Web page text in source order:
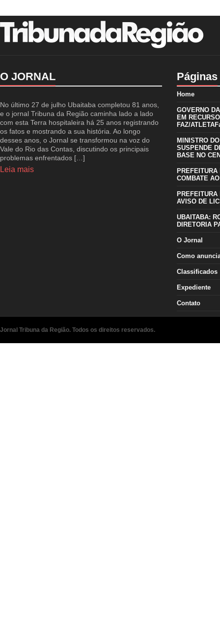
O JORNAL
No último 27 de julho Ubaitaba completou 81 anos,
e o jornal Tribuna da Região caminha lado a lado
com esta Terra hospitaleira há 25 anos registrando
os fatos e mostrando a sua história. Ao longo
desses anos, o Jornal se transformou na voz do
Vale do Rio das Contas, discutindo os principais
problemas enfrentados […]
Leia mais
Páginas
Home
GOVERNO
EM
FAZ/
MINISTRO
SUSPENDE
BASE NO
COMBATE
AVISO DE
UBAITABA:
DIRETORIA
O Jornal
Como
Classificados
Expediente
Contato
Jornal Tribuna da Região. Todos os direitos reservados.